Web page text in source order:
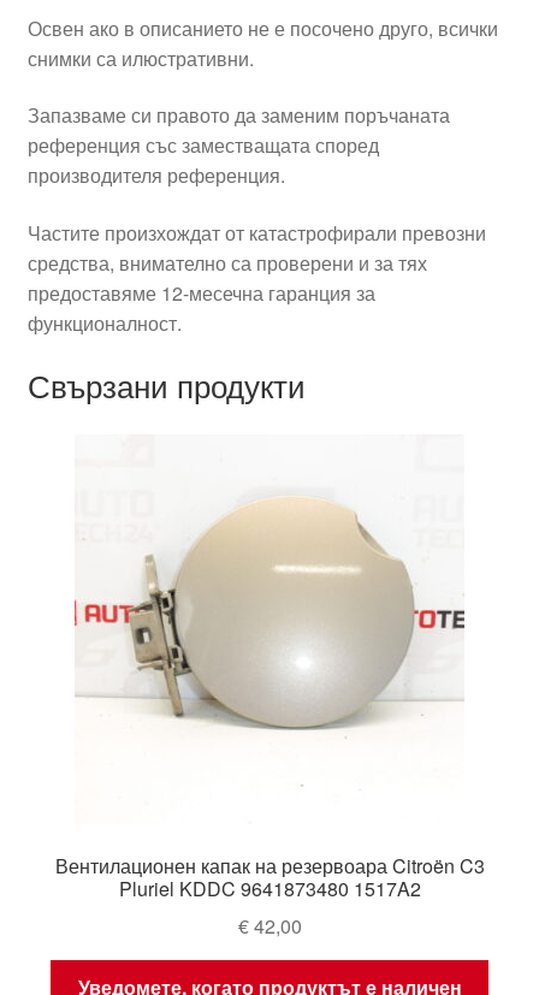
Освен ако в описанието не е посочено друго, всички
снимки са илюстративни.
Запазваме си правото да заменим поръчаната
референция със заместващата според
производителя референция.
Частите произхождат от катастрофирали превозни
средства, внимателно са проверени и за тях
предоставяме 12-месечна гаранция за
функционалност.
Свързани продукти
Вентилационен капак на резервоара Citroën C3
Pluriel KDDC 9641873480 1517A2
€42,00
Уведомете, когато продуктът е наличен